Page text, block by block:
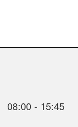
08:00 - 15:45